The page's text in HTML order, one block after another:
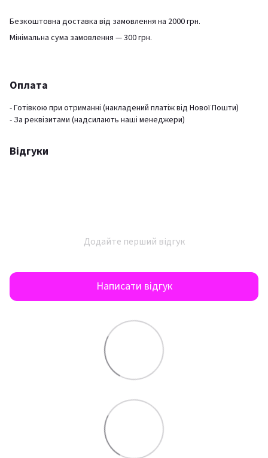
Безкоштовна доставка від замовлення на 2000 грн.
Мінімальна сума замовлення — 300 грн.
Оплата
- Готівкою при отриманні (накладений платіж від Нової Пошти)
- За реквізитами (надсилають наші менеджери)
Відгуки
Додайте перший відгук
Написати відгук